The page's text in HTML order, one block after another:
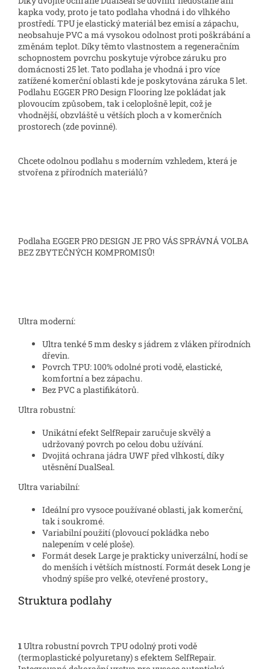
kapka vody, proto je tato podlaha vhodná i do vlhkého
prostředí. TPU je elastický materiál bez emisí a zápachu,
neobsahuje PVC a má vysokou odolnost proti poškrábání a
změnám teplot. Díky těmto vlastnostem a regeneračním
schopnostem povrchu poskytuje výrobce záruku pro
domácnosti 25 let. Tato podlaha je vhodná i pro více
zatížené komerční oblasti kde je poskytována záruka 5 let.
Podlahu EGGER PRO Design Flooring lze pokládat jak
plovoucím způsobem, tak i celoplošně lepit, což je
vhodnější, obzvláště u větších ploch a v komerčních
prostorech (zde povinné).
Chcete odolnou podlahu s moderním vzhledem, která je
stvořena z přírodních materiálů?
Podlaha EGGER PRO DESIGN JE PRO VÁS SPRÁVNÁ VOLBA
BEZ ZBYTEČNÝCH KOMPROMISŮ!
Ultra moderní:
Ultra tenké 5 mm desky s jádrem z vláken přírodních
dřevin.
Povrch TPU: 100% odolné proti vodě, elastické,
komfortní a bez zápachu.
Bez PVC a plastifikátorů.
Ultra robustní:
Unikátní efekt SelfRepair zaručuje skvělý a
udržovaný povrch po celou dobu užívání.
Dvojitá ochrana jádra UWF před vlhkostí, díky
utěsnění DualSeal.
Ultra variabilní:
Ideální pro vysoce používané oblasti, jak komerční,
tak i soukromé.
Variabilní použití (plovoucí pokládka nebo
nalepením v celé ploše).
Formát desek Large je prakticky univerzální, hodí se
do menších i větších místností. Formát desek Long je
vhodný spíše pro velké, otevřené prostory.,
Struktura podlahy
1Ultra robustní povrch TPU odolný proti vodě
(termoplastické polyuretany) s efektem SelfRepair.